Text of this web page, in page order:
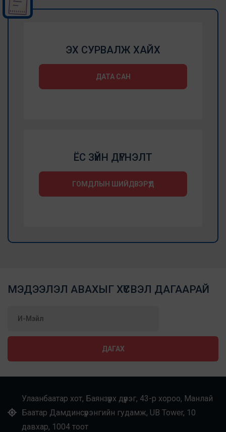
ЭХ СУРВАЛЖ ХАЙХ
ДАТА САН
ЁС ЗҮЙН ДҮГНЭЛТ
ГОМДЛЫН ШИЙДВЭРҮҮД
МЭДЭЭЛЭЛ АВАХЫГ ХҮСВЭЛ ДАГААРАЙ
ДАГАХ
Улаанбаатар хот, Баянзүрх дүүрэг, 43-р хороо, Манлай
Баатар Дамдинсүрэнгийн гудамж, UB Tower, 10
давхар, 1004 тоот